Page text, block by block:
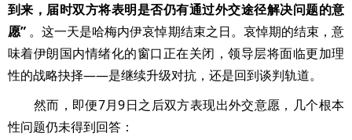
到来，届时双方将表明是否仍有通过外交途径解决问题的意
愿” 。这一天是哈梅内伊哀悼期结束之日。哀悼期的结束，意
味着伊朗国内情绪化的窗口正在关闭，领导层将面临更加理
性的战略抉择——是继续升级对抗，还是回到谈判轨道。
然而，即便7月9日之后双方表现出外交意愿，几个根本
性问题仍未得到回答：